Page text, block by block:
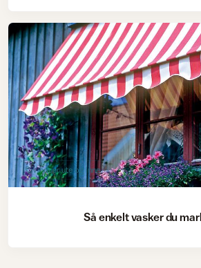
Vinduer ute og inne
Så enkelt vasker du